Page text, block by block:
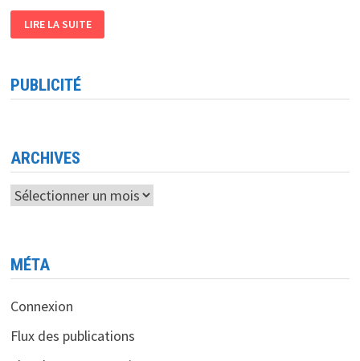
CHINE
RENFORCE
L’ESPACE
LANCEMENT
DE
LA
MÉGA-
CONSTELLATION
GUOWANG
LIRE LA SUITE
PUBLICITÉ
ARCHIVES
Archives
MÉTA
Connexion
Flux des publications